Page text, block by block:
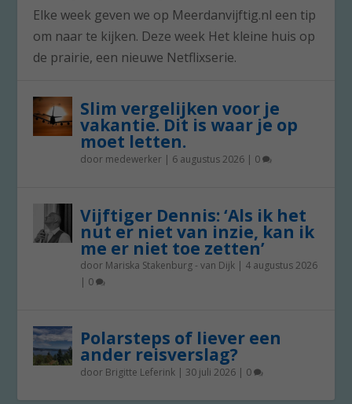
Elke week geven we op Meerdanvijftig.nl een tip
om naar te kijken. Deze week Het kleine huis op
de prairie, een nieuwe Netflixserie.
Slim vergelijken voor je
vakantie. Dit is waar je op
moet letten.
door medewerker | 6 augustus 2026 | 0
Vijftiger Dennis: ‘Als ik het
nut er niet van inzie, kan ik
me er niet toe zetten’
door Mariska Stakenburg - van Dijk | 4 augustus 2026
| 0
Polarsteps of liever een
ander reisverslag?
door Brigitte Leferink | 30 juli 2026 | 0